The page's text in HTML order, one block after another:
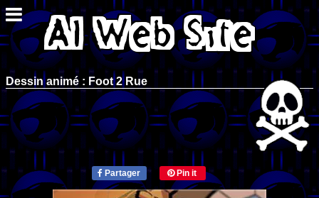
Dessin animé : Foot 2 Rue
Partager Pin it